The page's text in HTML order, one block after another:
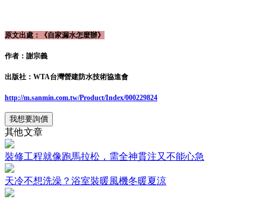
原文出處：《自家漏水怎麼辦》
作者：謝宗義
出版社：WTA台灣營建防水技術協進會
http://m.sanmin.com.tw/Product/Index/000229824
我想要詢價
其他文章
裝修工程就像跑馬拉松，需全神貫注又不能心急
天冷不想洗澡？浴室裝暖風機冬暖夏涼